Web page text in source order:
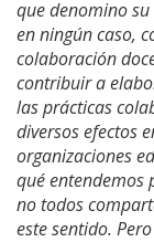
que denomino
en ningún caso,
colaboración
contribuir a
las prácticas
diversos efectos
organizaciones
qué entendemos
no todos
este sentido.